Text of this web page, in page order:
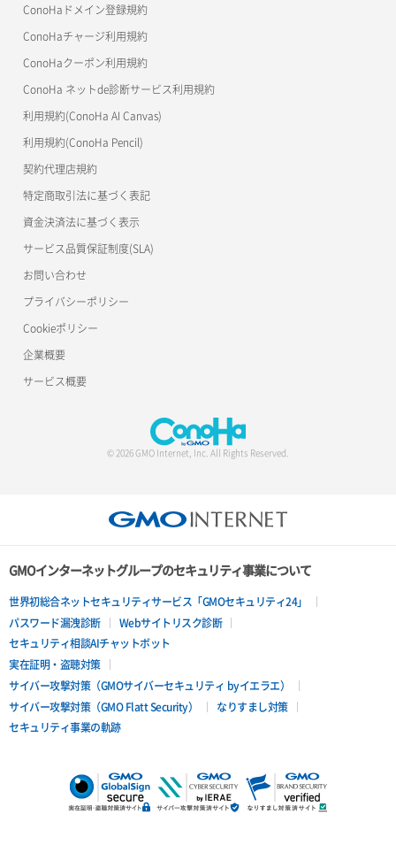
サーバーメタデータ取得
サーバーメタデータ更新（ネームタグ変更）
サーバー一覧取得
サーバー作成
サーバー再構築（OS再インストール）
サーバー利用状況グラフ（ディスクIO）
サーバー削除
ポートデタッチ
ボリュームアタッチ
ボリュームデタッチ
ネットワーク作成（ローカルネットワーク用）
ネットワーク削除（ローカルネットワーク用）
ネットワーク詳細取得
ポート一覧取得
ポート作成（ローカルネットワーク用）
ポート作成（追加IP用）
ポート削除
ポート詳細取得
リスナー作成
リスナー削除
リスナー更新
リスナー詳細取得
ロードバランサー一覧取得
ロードバランサー削除
ロードバランサー更新
ロードバランサー詳細取得
ロードバランサー追加
ラージオブジェクトアップロード(DLO)
一時的Web公開
OpenStack CLI
Terraform
s3cmd
公開API(ConoHa VPS Ver.2.0)
ConoHaドメイン登録規約
ConoHaチャージ利用規約
ConoHaクーポン利用規約
ConoHa ネットde診断サービス利用規約
利用規約(ConoHa AI Canvas)
利用規約(ConoHa Pencil)
契約代理店規約
特定商取引法に基づく表記
資金決済法に基づく表示
サービス品質保証制度(SLA)
お問い合わせ
プライバシーポリシー
Cookieポリシー
企業概要
サービス概要
© 2026 GMO Internet, Inc. All Rights Reserved.
GMOインターネットグループのセキュリティ事業について
世界初総合ネットセキュリティサービス「GMOセキュリティ24」
パスワード漏洩診断
Webサイトリスク診断
セキュリティ相談AIチャットボット
実在証明・盗聴対策
サイバー攻撃対策（GMOサイバーセキュリティ byイエラエ）
サイバー攻撃対策（GMO Flatt Security）
なりすまし対策
セキュリティ事業の軌跡